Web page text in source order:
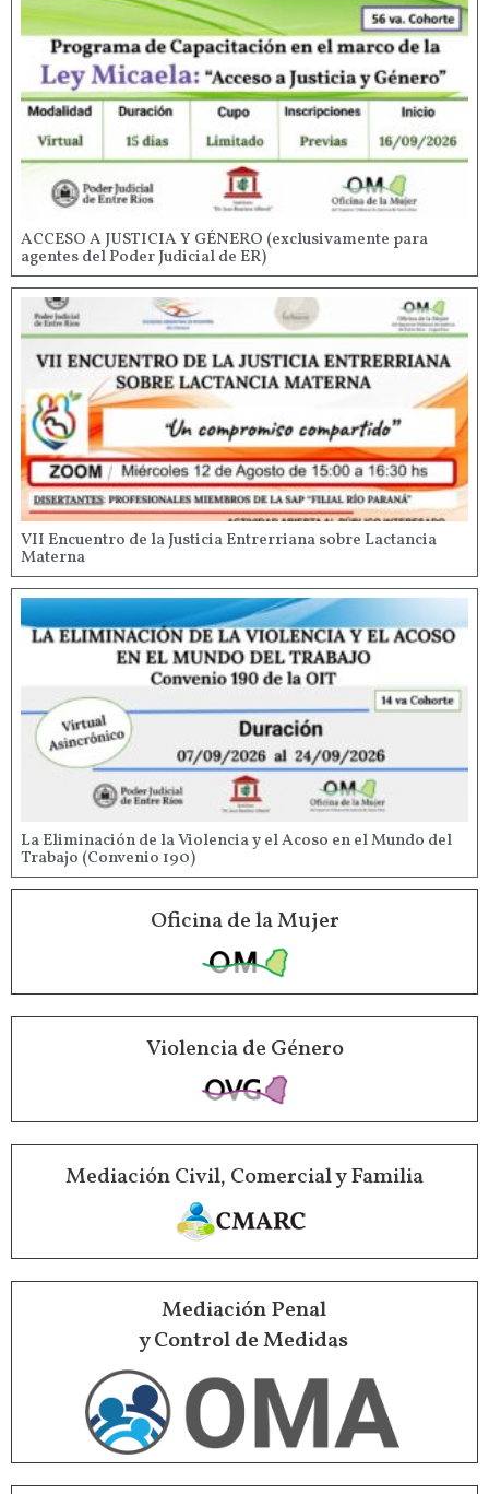
ACCESO A JUSTICIA Y GÉNERO (exclusivamente para
agentes del Poder Judicial de ER)
VII Encuentro de la Justicia Entrerriana sobre Lactancia
Materna
La Eliminación de la Violencia y el Acoso en el Mundo del
Trabajo (Convenio 190)
Oficina de la Mujer
Violencia de Género
Mediación Civil, Comercial y Familia
Mediación Penal
y Control de Medidas